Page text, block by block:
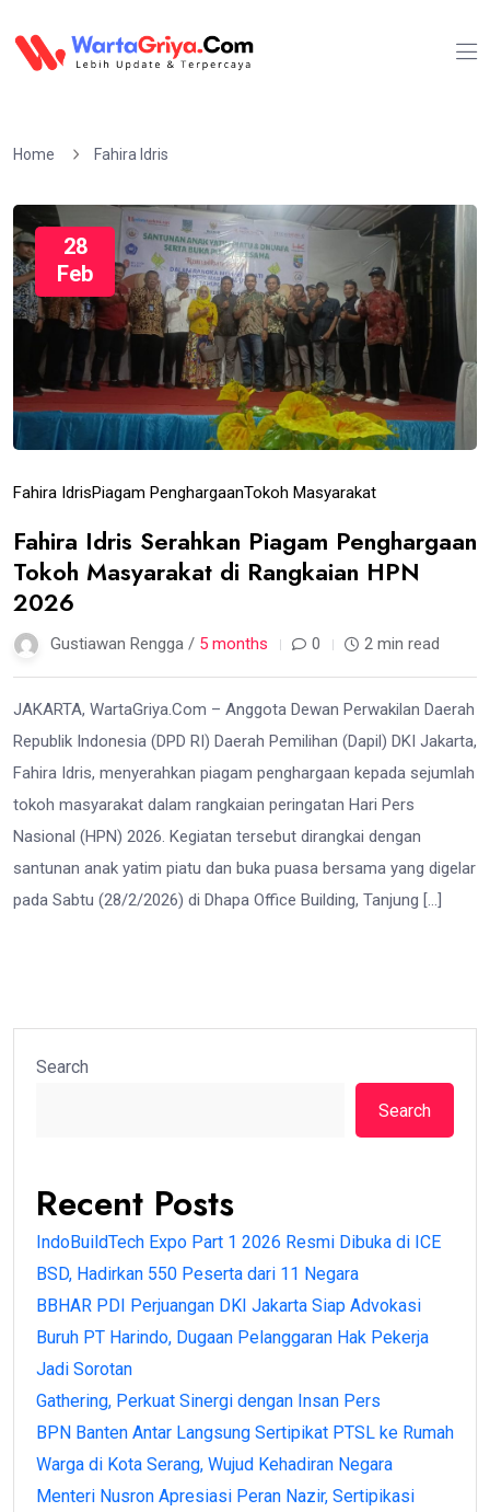
Home Fahira Idris
28
Feb
Fahira IdrisPiagam PenghargaanTokoh Masyarakat
Fahira Idris Serahkan Piagam Penghargaan
Tokoh Masyarakat di Rangkaian HPN
2026
Gustiawan Rengga / 5 months 0 2 min read
JAKARTA, WartaGriya.Com – Anggota Dewan Perwakilan Daerah
Republik Indonesia (DPD RI) Daerah Pemilihan (Dapil) DKI Jakarta,
Fahira Idris, menyerahkan piagam penghargaan kepada sejumlah
tokoh masyarakat dalam rangkaian peringatan Hari Pers
Nasional (HPN) 2026. Kegiatan tersebut dirangkai dengan
santunan anak yatim piatu dan buka puasa bersama yang digelar
pada Sabtu (28/2/2026) di Dhapa Office Building, Tanjung […]
Search
Search
Recent Posts
IndoBuildTech Expo Part 1 2026 Resmi Dibuka di ICE
BSD, Hadirkan 550 Peserta dari 11 Negara
BBHAR PDI Perjuangan DKI Jakarta Siap Advokasi
Buruh PT Harindo, Dugaan Pelanggaran Hak Pekerja
Jadi Sorotan
Gathering, Perkuat Sinergi dengan Insan Pers
BPN Banten Antar Langsung Sertipikat PTSL ke Rumah
Warga di Kota Serang, Wujud Kehadiran Negara
Menteri Nusron Apresiasi Peran Nazir, Sertipikasi